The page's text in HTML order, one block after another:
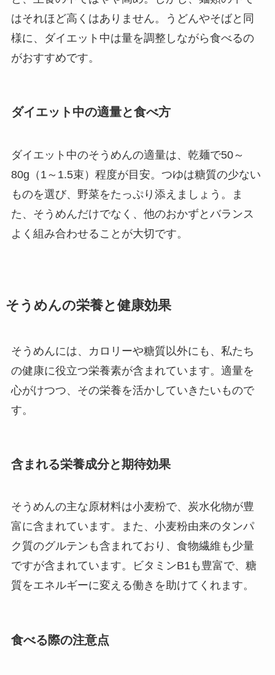
はそれほど高くはありません。うどんやそばと同
様に、ダイエット中は量を調整しながら食べるの
がおすすめです。
ダイエット中の適量と食べ方
ダイエット中のそうめんの適量は、乾麺で50～
80g（1～1.5束）程度が目安。つゆは糖質の少ない
ものを選び、野菜をたっぷり添えましょう。ま
た、そうめんだけでなく、他のおかずとバランス
よく組み合わせることが大切です。
そうめんの栄養と健康効果
そうめんには、カロリーや糖質以外にも、私たち
の健康に役立つ栄養素が含まれています。適量を
心がけつつ、その栄養を活かしていきたいもので
す。
含まれる栄養成分と期待効果
そうめんの主な原材料は小麦粉で、炭水化物が豊
富に含まれています。また、小麦粉由来のタンパ
ク質のグルテンも含まれており、食物繊維も少量
ですが含まれています。ビタミンB1も豊富で、糖
質をエネルギーに変える働きを助けてくれます。
食べる際の注意点